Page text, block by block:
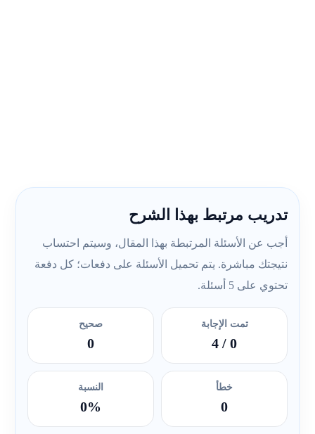
تدريب مرتبط بهذا الشرح
أجب عن الأسئلة المرتبطة بهذا المقال، وسيتم احتساب
نتيجتك مباشرة. يتم تحميل الأسئلة على دفعات؛ كل دفعة
تحتوي على 5 أسئلة.
تمت الإجابة
0
/ 4
صحيح
0
خطأ
0
النسبة
0%